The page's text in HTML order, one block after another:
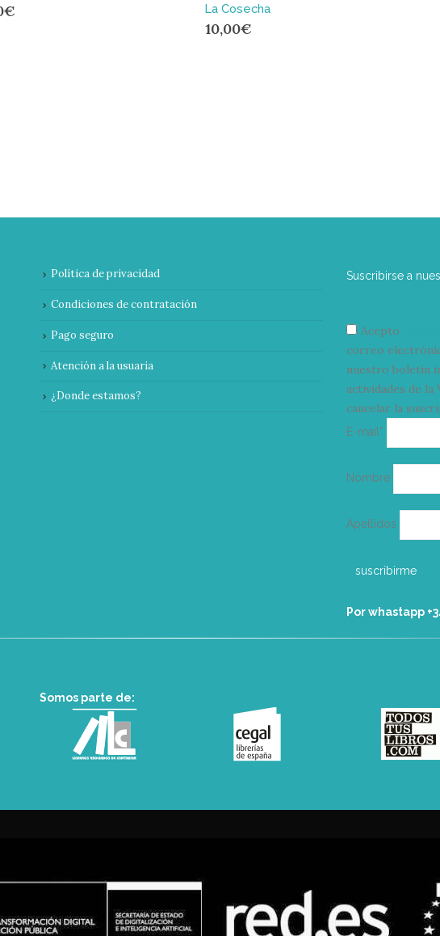
€ La Cosecha
10,00€
Política de privacidad
Condiciones de contratación
Pago seguro
Atención a la usuaria
¿Donde estamos?
Suscribirse a
Acepto
correo
nuestro boletín
actividades de la
cancelar la
E-mail*
Nombre
Apellidos
Por whastapp
Somos parte de: